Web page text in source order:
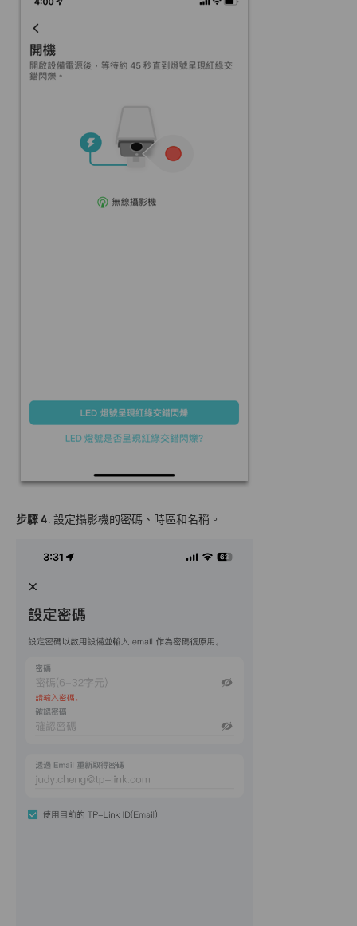
步驟 4. 設定攝影機的密碼、時區和名稱。